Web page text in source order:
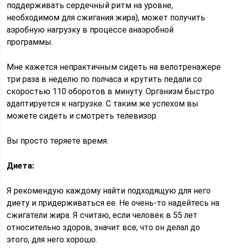
поддерживать сердечный ритм на уровне,
необходимом для сжигания жира), может получить
аэробную нагрузку в процессе анаэробной
программы.
Мне кажется непрактичным сидеть на велотренажере
три раза в неделю по полчаса и крутить педали со
скоростью 110 оборотов в минуту. Организм быстро
адаптируется к нагрузке. С таким же успехом вы
можете сидеть и смотреть телевизор.
Вы просто теряете время.
Диета:
Я рекомендую каждому найти подходящую для него
диету и придерживаться ее. Не очень-то надейтесь на
сжигатели жира. Я считаю, если человек в 55 лет
относительно здоров, значит все, что он делал до
этого, для него хорошо.